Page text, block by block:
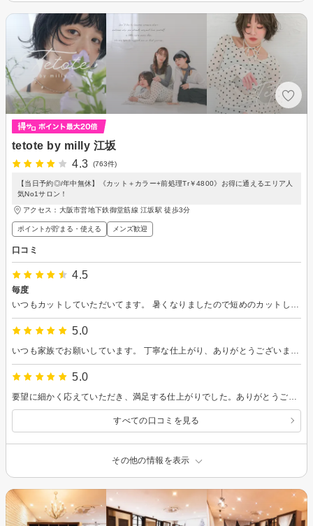
tetote by milly 江坂
4.3
(763件)
【当日予約◎/年中無休】《カット＋カラー+前処理Tr￥4800》お得に通えるエリア人
気No1サロン！
アクセス：大阪市営地下鉄御堂筋線 江坂駅 徒歩3分
ポイントが貯まる・使える メンズ歓迎
口コミ
4.5
毎度
5.0
5.0
すべての口コミを見る
その他の情報を表示